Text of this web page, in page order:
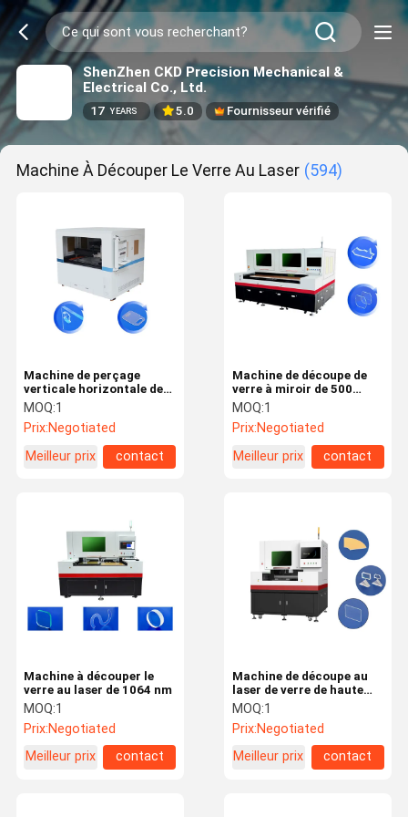
ShenZhen CKD Precision Mechanical &
Electrical Co., Ltd.
17 YEARS 5.0 Fournisseur vérifié
Machine À Découper Le Verre Au Laser (594)
Machine de perçage
verticale horizontale de
verre
MOQ:1
Prix:Negotiated
Meilleur prix
contact
Machine de découpe de
verre à miroir de 500
mm/s
MOQ:1
Prix:Negotiated
Meilleur prix
contact
Machine à découper le
verre au laser de 1064 nm
MOQ:1
Prix:Negotiated
Meilleur prix
contact
Machine de découpe au
laser de verre de haute
précision
MOQ:1
Prix:Negotiated
Meilleur prix
contact